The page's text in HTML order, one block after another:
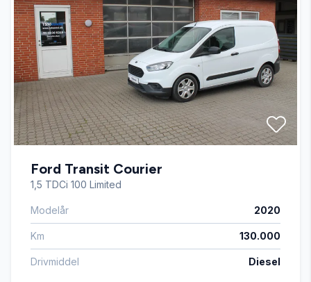
Tågelygter
Ford Transit Courier
1,5 TDCi 100 Limited
Modelår 2020
Km 130.000
Drivmiddel Diesel